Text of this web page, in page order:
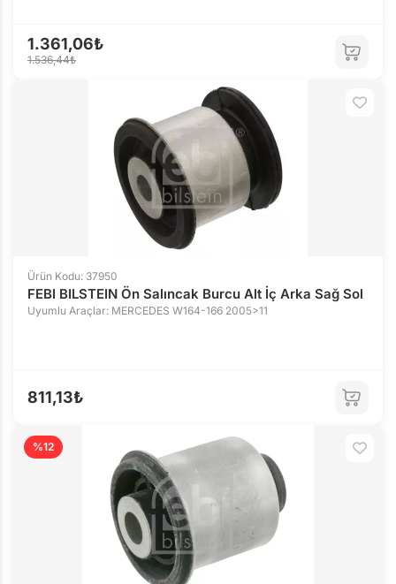
1.361,06₺
1.536,44₺
Ürün Kodu: 37950
FEBI BILSTEIN Ön Salıncak Burcu Alt İç Arka Sağ Sol
Uyumlu Araçlar: MERCEDES W164-166 2005>11
811,13₺
%12